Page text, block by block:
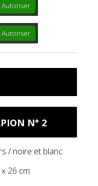
Autoriser
Autoriser
N° 2
/ noire et blanc
26 cm